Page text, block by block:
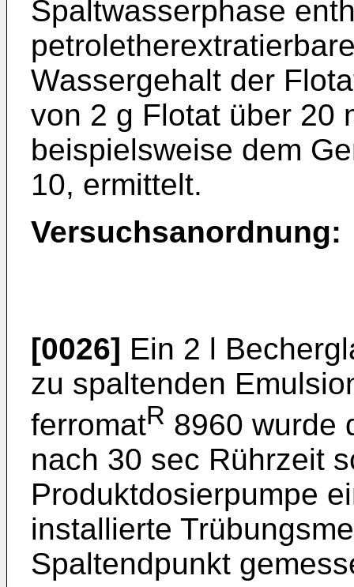
Spaltwasserphase
Wassergehalt der
von 2 g Flotat über 20
beispielsweise dem
10, ermittelt.
Versuchsanordnung:
[0026] Ein 2 l
zu spaltenden
ferromatR 8960 wurde
nach 30 sec Rührzeit
Produktdosierpumpe
installierte
Spaltendpunkt